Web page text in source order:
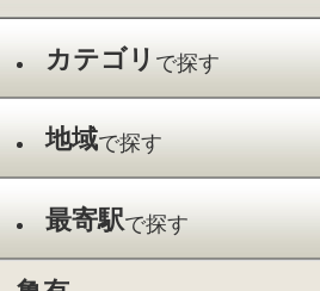
最寄駅 で探す
56 件中1～20件を表示
ゆりあファミリークリニック
●乳腺外科●内科●皮膚科
詳 細